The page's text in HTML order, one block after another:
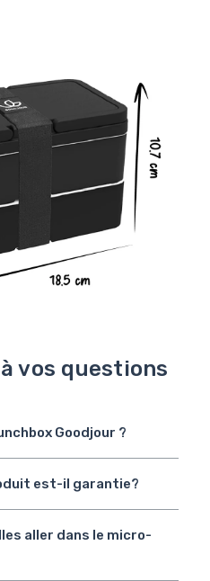
vos questions
Goodjour ?
est-il garantie?
aller dans le micro-